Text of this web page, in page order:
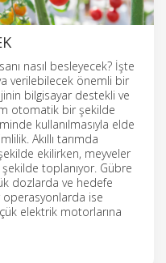
nasıl besleyecek? İşte
verilebilecek önemli bir
bilgisayar destekli ve
otomatik bir şekilde
kullanılmasıyla elde
Akıllı tarımda
ekilirken, meyveler
toplanıyor. Gübre
dozlarda ve hedefe
operasyonlarda ise
elektrik motorlarına